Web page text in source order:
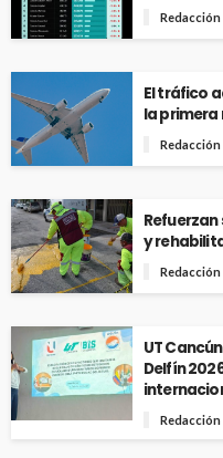
Redacción
El tráfico
la primera
Redacción
y
Redacción
UT
Delfín
Redacción